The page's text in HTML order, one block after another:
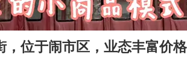
，位于闹市区，业态丰富价